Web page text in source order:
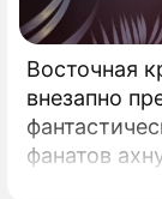
Восточная
внезапно
фанатов